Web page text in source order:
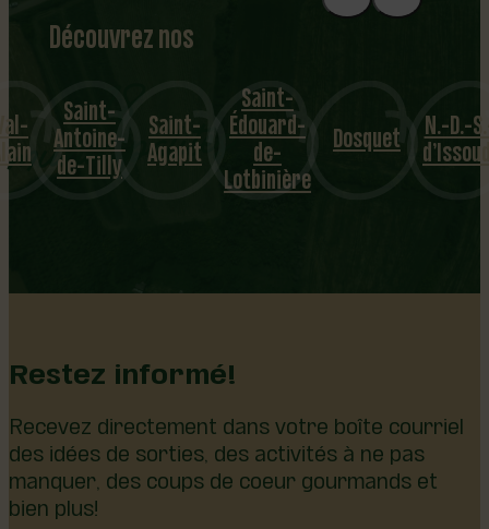
Découvrez nos
1
8
mu
nicipalités
Saint-
Antoine-
de-Tilly
Saint-
Agapit
Saint-
Édouard-
de-
Lotbinière
Dosquet N.-D.-
Restez informé!
Recevez directement dans votre boîte courriel
des idées de sorties, des activités à ne pas
manquer, des coups de coeur gourmands et
bien plus!